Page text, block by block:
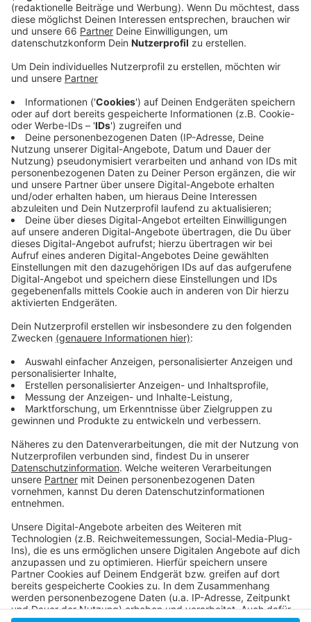
Anzeige
Auch die Düsseldorfer Agentur für Arbeit an der
Grafenberger Allee hat uns frische Zahlen vom
Arbeitsmarkt geliefert. Generell können wir sagen,
dass es in unserer Stadt weniger Arbeitslose und mehr
offenen Stellen gibt. Im Oktober tauchen 25.411
arbeitslos gemeldete Menschen in der Statistik auf.
921 weniger als im September und über 2.700 weniger
als im Oktober 2020.
Anzeige
Weitere Infos und Links zum Thema:
Anzeige
Hier informiert die Düsseldorfer Agentur für
Arbeit
So hatten wir über die September-
Arbeitslosenzahlen berichtet
berichtet
Anzeige
Anzeige